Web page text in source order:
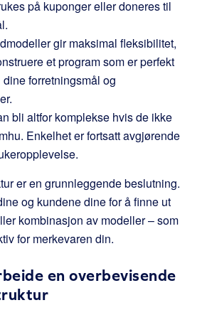
på kuponger eller doneres til
gir maksimal fleksibilitet,
et program som er perfekt
forretningsmål og
bli altfor komplekse hvis de ikke
Enkelhet er fortsatt avgjørende
er en grunnleggende beslutning.
og kundene dine for å finne ut
kombinasjon av modeller – som
for merkevaren din.
en overbevisende